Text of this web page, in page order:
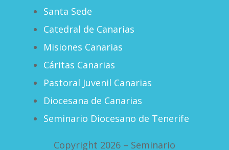
Santa Sede
Catedral de Canarias
Misiones Canarias
Cáritas Canarias
Pastoral Juvenil Canarias
Diocesana de Canarias
Seminario Diocesano de Tenerife
Copyright 2026 – Seminario